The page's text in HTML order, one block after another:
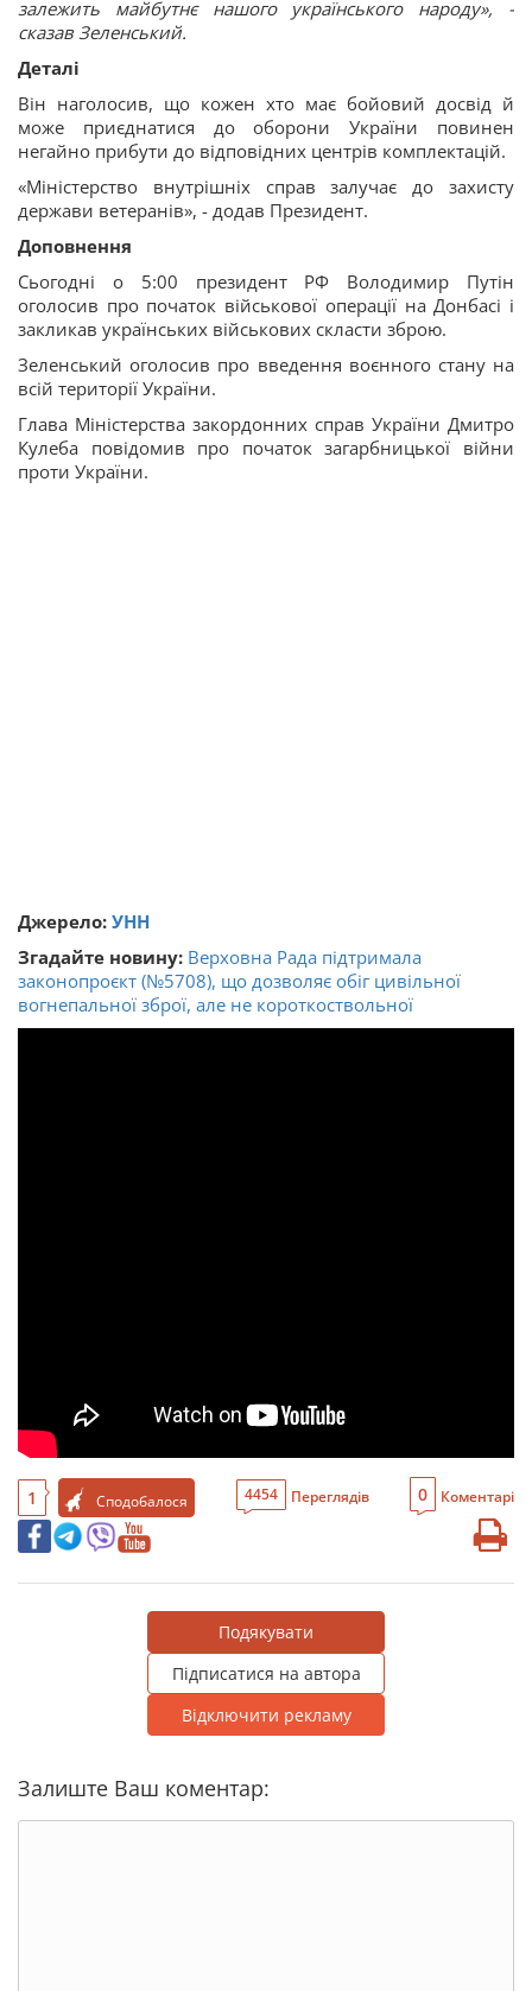
залежить майбутнє нашого українського народу», -
сказав Зеленський.
Деталі
Він наголосив, що кожен хто має бойовий досвід й
може приєднатися до оборони України повинен
негайно прибути до відповідних центрів комплектацій.
«Міністерство внутрішніх справ залучає до захисту
держави ветеранів», - додав Президент.
Доповнення
Сьогодні о 5:00 президент РФ Володимир Путін
оголосив про початок військової операції на Донбасі і
закликав українських військових скласти зброю.
Зеленський оголосив про введення воєнного стану на
всій території України.
Глава Міністерства закордонних справ України Дмитро
Кулеба повідомив про початок загарбницької війни
проти України.
Джерело: УНН
Згадайте новину: Верховна Рада підтримала
законопроєкт (№5708), що дозволяє обіг цивільної
вогнепальної зброї, але не короткоствольної
1 Сподобалося 4454 Переглядів 0 Коментарі
Подякувати
Підписатися на автора
Відключити рекламу
Залиште Ваш коментар: